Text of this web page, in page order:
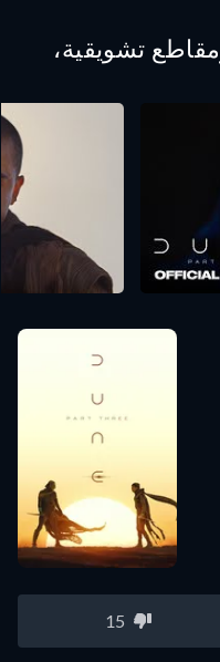
تشويقية،
15